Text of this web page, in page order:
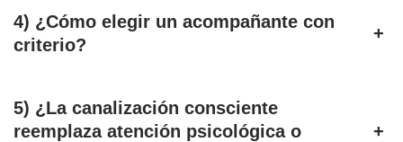
4) ¿Cómo elegir un acompañante con
criterio?
+
5) ¿La canalización consciente
reemplaza atención psicológica o
+